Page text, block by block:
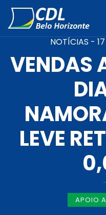
NOTÍCIAS -
VENDAS
LEVE
APOIO